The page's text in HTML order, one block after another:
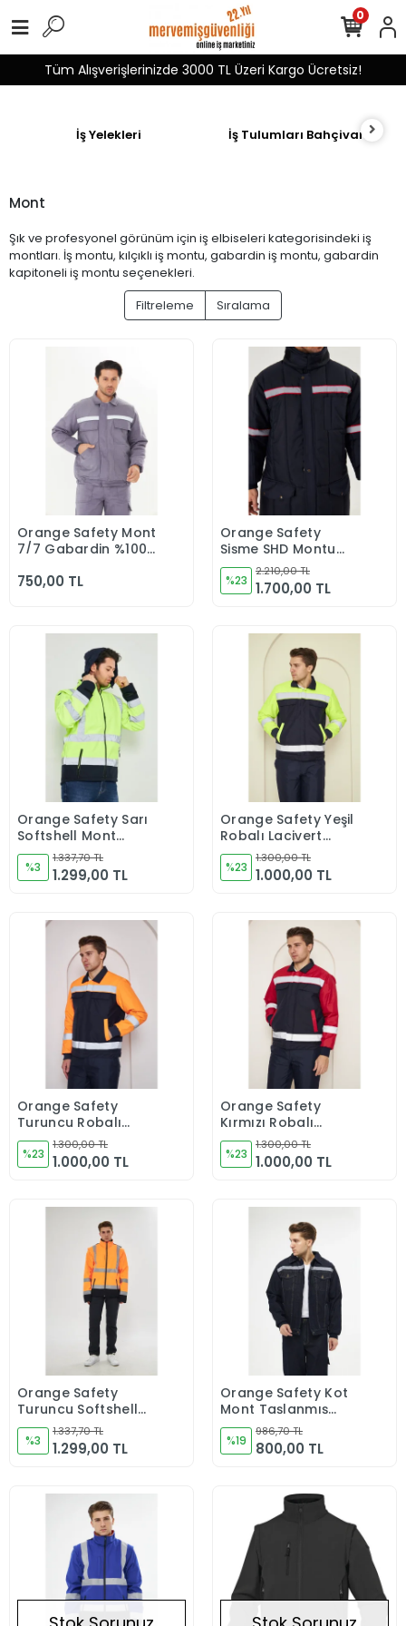
Tüm Alışverişlerinizde 3000 TL Üzeri Kargo Ücretsiz!
0
İş Yelekleri İş Tulumları Bahçivan
Mont
Şık ve profesyonel görünüm için iş elbiseleri kategorisindeki iş
montları. İş montu, kılçıklı iş montu, gabardin iş montu, gabardin
kapitoneli iş montu seçenekleri.
Filtreleme
Sıralama
Sepete Ekle
Orange Safety Mont
7/7 Gabardin %100
Kapitoneli Kışlık Gri
750,00 TL
Sepete Ekle
Orange Safety
Şişme SHD Montu
Reflektörlü Lacivert
%23
2.210,00 TL
1.700,00 TL
Sepete Ekle
Orange Safety Sarı
Softshell Mont
Reflektörlü Kolları
Çıkmalı
%3
1.337,70 TL
1.299,00 TL
Sepete Ekle
Orange Safety Yeşil
Robalı Lacivert
Soğuk Hava Montu
Su Ve Rüzgar İticili
%23
1.300,00 TL
1.000,00 TL
Sepete Ekle
Orange Safety
Turuncu Robalı
Lacivert Soğuk Hava
Montu Su Ve Rüzgar
İticili
%23
1.300,00 TL
1.000,00 TL
Sepete Ekle
Orange Safety
Kırmızı Robalı
Lacivert Soğuk Hava
Montu Su Ve Rüzgar
İticili
%23
1.300,00 TL
1.000,00 TL
Sepete Ekle
Orange Safety
Turuncu Softshell
Mont Reflektörlü
%3
1.337,70 TL
1.299,00 TL
Sepete Ekle
Orange Safety Kot
Mont Taşlanmış
%100 Pamuk
Kapitoneli
Reflektörlü
%19
986,70 TL
800,00 TL